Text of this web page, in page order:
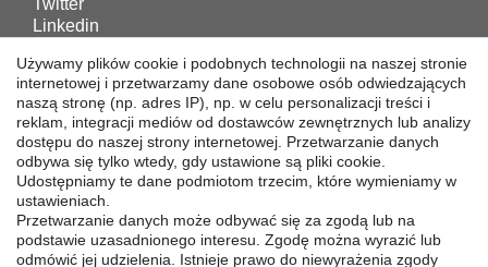
Twitter
Linkedin
Instagram
POBIERANIA
Katalogi
Technika
Certyfikaty
Badanie
Używamy plików cookie i podobnych technologii na naszej stronie
internetowej i przetwarzamy dane osobowe osób odwiedzających
naszą stronę (np. adres IP), np. w celu personalizacji treści i
reklam, integracji mediów od dostawców zewnętrznych lub analizy
dostępu do naszej strony internetowej. Przetwarzanie danych
odbywa się tylko wtedy, gdy ustawione są pliki cookie.
Udostępniamy te dane podmiotom trzecim, które wymieniamy w
ustawieniach.
Przetwarzanie danych może odbywać się za zgodą lub na
podstawie uzasadnionego interesu. Zgodę można wyrazić lub
odmówić jej udzielenia. Istnieje prawo do niewyrażenia zgody